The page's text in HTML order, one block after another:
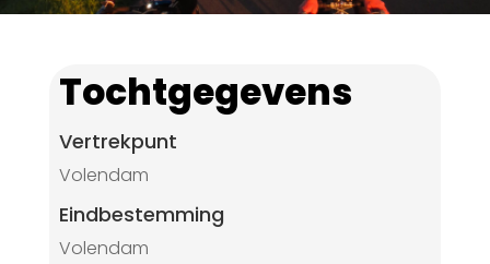
Tochtgegevens
Vertrekpunt
Volendam
Eindbestemming
Volendam